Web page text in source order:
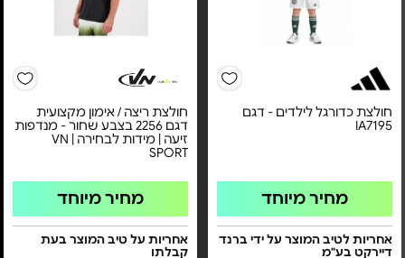
חולצת כדורגל לילדים - דגם
IA7195
מחיר מיוחד
אחריות לטיב המוצר על ידי ברנד
דיירקט בע"מ
חולצת ריצה / אימון מקצועית
דגם 2256 בצבע שחור - מנדפות
זיעה | מידות לבחירה | VN
SPORT
מחיר מיוחד
אחריות על טיב המוצר בעת
קבלתו